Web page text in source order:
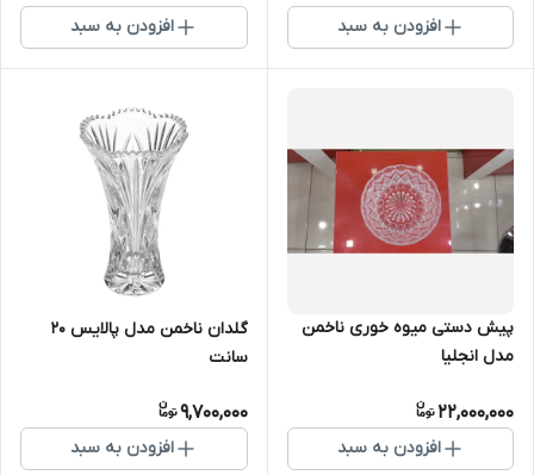
افزودن به سبد افزودن به سبد
پیش دستی میوه خوری ناخمن
مدل انجلیا
22,000,000
افزودن به سبد
گلدان ناخمن مدل پالایس ۲۰
سانت
9,700,000
افزودن به سبد